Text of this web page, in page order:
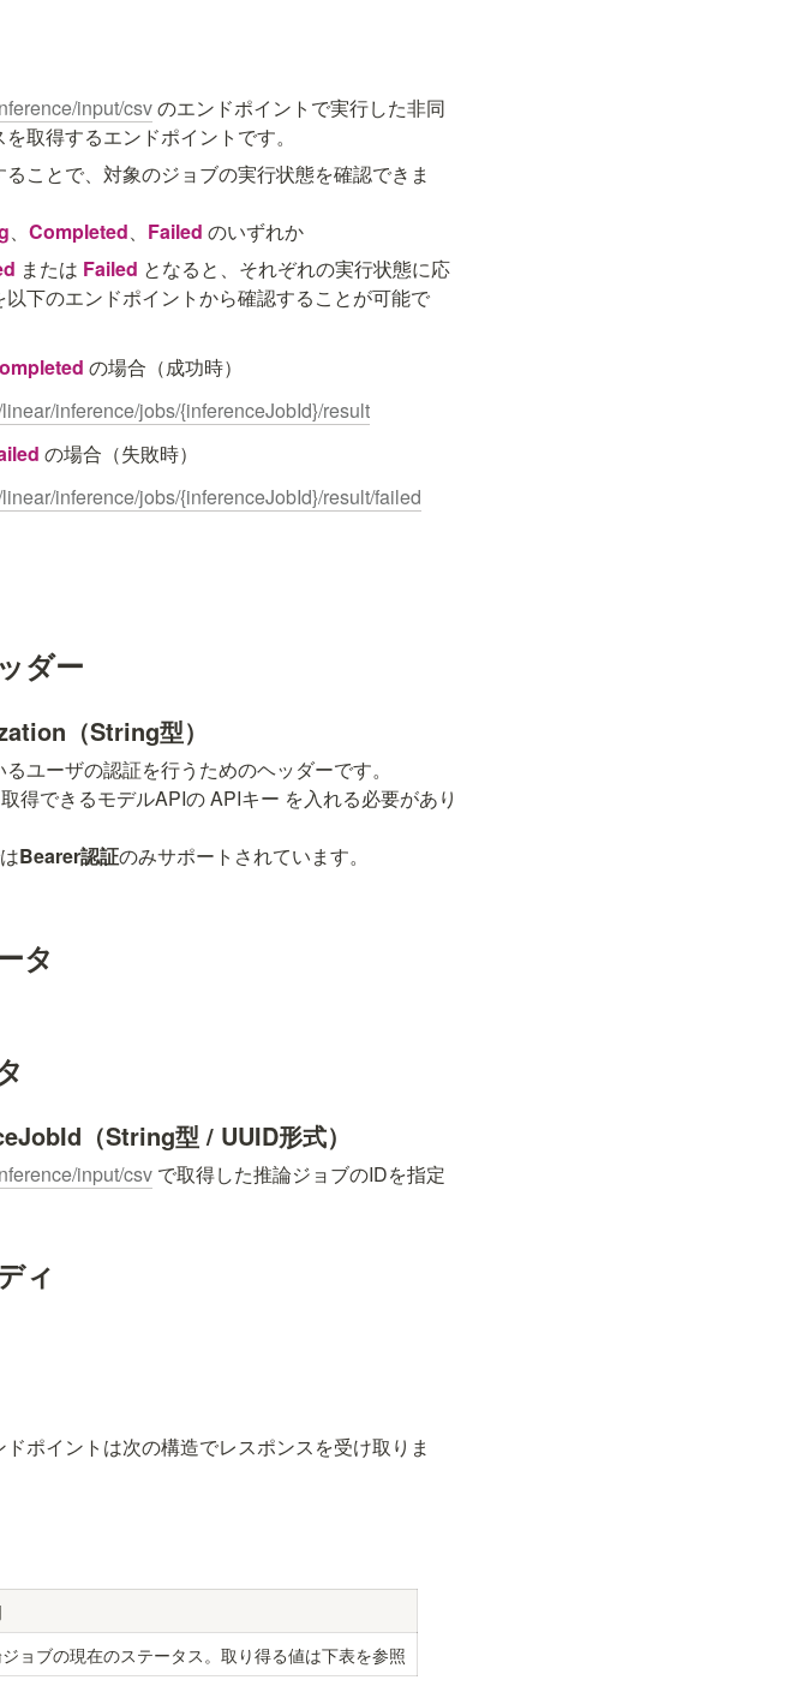
input/csv のエンドポイントで実行した非同
取得するエンドポイントです。
ことで、対象のジョブの実行状態を確認できま
、 Completed、 Failed のいずれか
または Failed となると、それぞれの実行状態に応
以下のエンドポイントから確認することが可能で
の場合（成功時）
inference/jobs/{inferenceJobId}/result
の場合（失敗時）
inference/jobs/{inferenceJobId}/result/failed
ダー
（String型）
ユーザの認証を行うためのヘッダーです。
得できるモデルAPIの APIキー を入れる必要があり
Bearer認証のみサポートされています。
タ
（String型 / UUID形式）
input/csv で取得した推論ジョブのIDを指定
ィ
ポイントは次の構造でレスポンスを受け取りま
ョブの現在のステータス。取り得る値は下表を参照